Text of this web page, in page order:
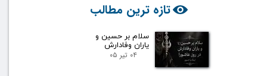
تازه ترین مطالب
سلام بر حسین و
یاران وفادارش
۰۴ تیر ۰۵